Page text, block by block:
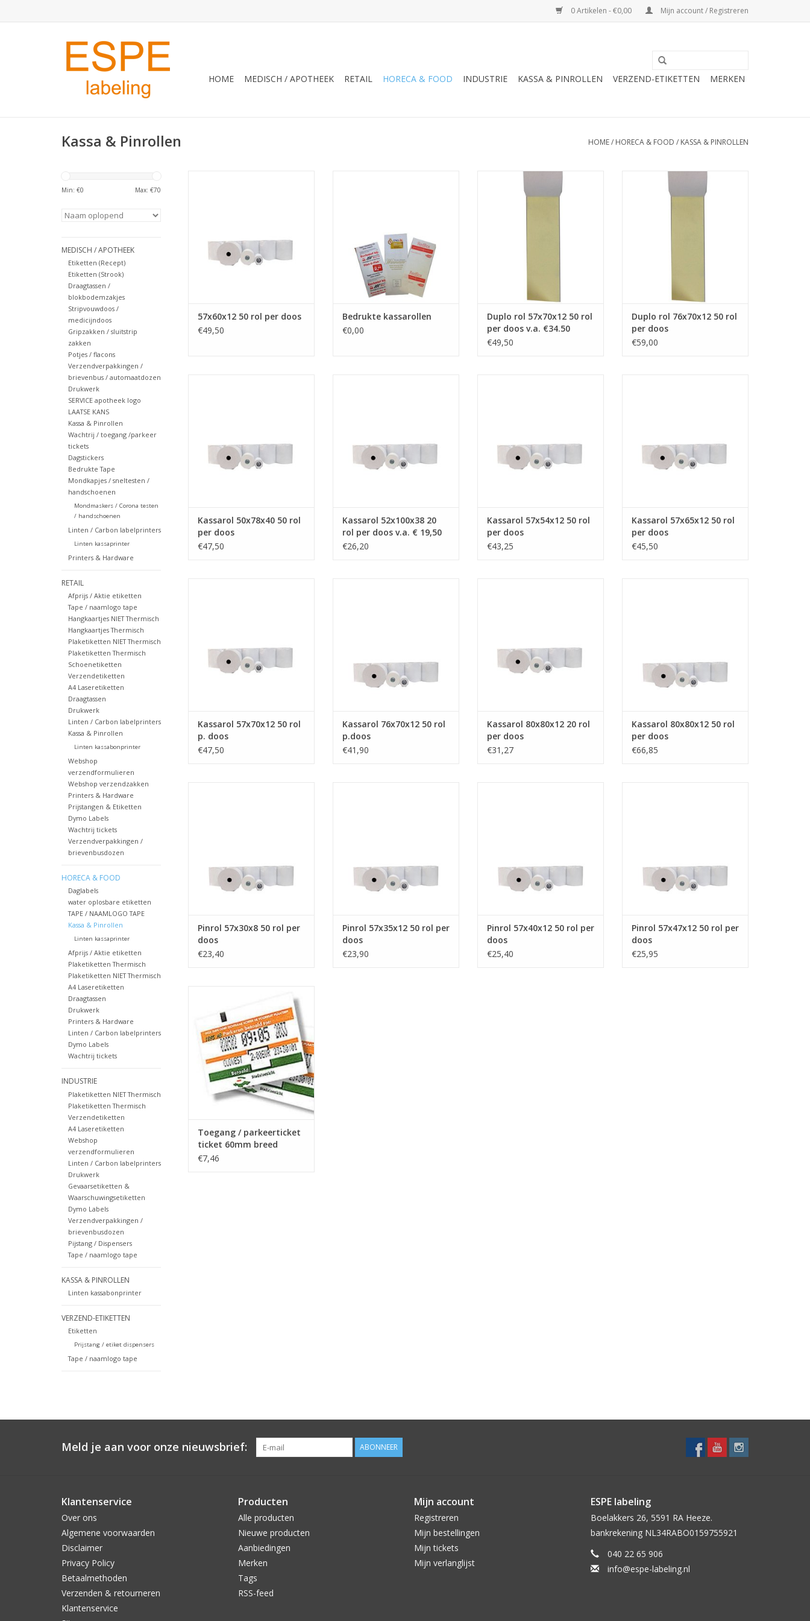
0 Artikelen - €0,00 Mijn account / Registreren
HOME MEDISCH / APOTHEEK RETAIL HORECA & FOOD INDUSTRIE KASSA & PINROLLEN VERZEND-ETIKETTEN MERKEN
Kassa & Pinrollen HOME/ HORECA & FOOD / KASSA & PINROLLEN
Min: €0 Max: €70
MEDISCH / APOTHEEK
Etiketten (Recept)
Etiketten (Strook)
Draagtassen /
blokbodemzakjes
Stripvouwdoos /
medicijndoos
Gripzakken / sluitstrip
zakken
Potjes / flacons
Verzendverpakkingen /
brievenbus / automaatdozen
Drukwerk
SERVICE apotheek logo
LAATSE KANS
Kassa & Pinrollen
Wachtrij / toegang /parkeer
tickets
Dagstickers
Bedrukte Tape
Mondkapjes / sneltesten /
handschoenen
Mondmaskers / Corona testen
/ handschoenen
Linten / Carbon labelprinters
Linten kassaprinter
Printers & Hardware
RETAIL
Afprijs / Aktie etiketten
Tape / naamlogo tape
Hangkaartjes NIET Thermisch
Hangkaartjes Thermisch
Plaketiketten NIET Thermisch
Plaketiketten Thermisch
Schoenetiketten
Verzendetiketten
A4 Laseretiketten
Draagtassen
Drukwerk
Linten / Carbon labelprinters
Kassa & Pinrollen
Linten kassabonprinter
Webshop
verzendformulieren
Webshop verzendzakken
Printers & Hardware
Prijstangen & Etiketten
Dymo Labels
Wachtrij tickets
Verzendverpakkingen /
brievenbusdozen
HORECA & FOOD
Daglabels
water oplosbare etiketten
TAPE / NAAMLOGO TAPE
Kassa & Pinrollen
Linten kassaprinter
Afprijs / Aktie etiketten
Plaketiketten Thermisch
Plaketiketten NIET Thermisch
A4 Laseretiketten
Draagtassen
Drukwerk
Printers & Hardware
Linten / Carbon labelprinters
Dymo Labels
Wachtrij tickets
INDUSTRIE
Plaketiketten NIET Thermisch
Plaketiketten Thermisch
Verzendetiketten
A4 Laseretiketten
Webshop
verzendformulieren
Linten / Carbon labelprinters
Drukwerk
Gevaarsetiketten &
Waarschuwingsetiketten
Dymo Labels
Verzendverpakkingen /
brievenbusdozen
Pijstang / Dispensers
Tape / naamlogo tape
KASSA & PINROLLEN
Linten kassabonprinter
VERZEND-ETIKETTEN
Etiketten
Prijstang / etiket dispensers
Tape / naamlogo tape
57x60x12 50 rol per doos
€49,50
Bedrukte kassarollen
€0,00
doos v.a. €34.50
Duplo rol 57x70x12 50 rol
per doos v.a. €34.50
€49,50
Duplo rol 76x70x12 50 rol
per doos
€59,00
Kassarol 50x78x40 50 rol
per doos
€47,50
Kassarol 52x100x38 20
rol per doos v.a. € 19,50
€26,20
Kassarol 57x54x12 50 rol
per doos
€43,25
Kassarol 57x65x12 50 rol
per doos
€45,50
Kassarol 57x70x12 50 rol
p. doos
€47,50
Kassarol 76x70x12 50 rol
p.doos
€41,90
Kassarol 80x80x12 20 rol
per doos
€31,27
Kassarol 80x80x12 50 rol
per doos
€66,85
Pinrol 57x30x8 50 rol per
doos
€23,40
Pinrol 57x35x12 50 rol per
doos
€23,90
Pinrol 57x40x12 50 rol per
doos
€25,40
Pinrol 57x47x12 50 rol per
doos
€25,95
tickets, parkeerpapier,
parkeerkaartjes papier,
TOEVOEGEN AAN WINKELWAGEN
Toegang / parkeerticket
ticket 60mm breed
€7,46
Meld je aan voor onze nieuwsbrief: ABONNEER
Klantenservice
Over ons
Algemene voorwaarden
Disclaimer
Privacy Policy
Betaalmethoden
Verzenden & retourneren
Klantenservice
Producten
Alle producten
Nieuwe producten
Aanbiedingen
Merken
Tags
RSS-feed
Mijn account
Registreren
Mijn bestellingen
Mijn tickets
Mijn verlanglijst
ESPE labeling
Boelakkers 26, 5591 RA Heeze.
bankrekening NL34RABO0159755921
040 22 65 906
info@espe-labeling.nl